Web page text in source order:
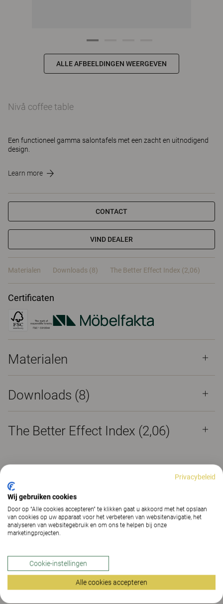
ALLE AFBEELDINGEN WEERGEVEN
Nivå coffee table
Een functioneel gamma salontafels met een zacht en uitnodigend
design.
Learn more
CONTACT
VIND DEALER
Materialen Downloads (8) The Better Effect Index (2,06)
Certificaten
Materialen
Downloads (8)
The Better Effect Index (2,06)
Nivå coffee table
De tafel is standaard verkrijgbaar in berk, wit of
zwart gebeitst, of in optionele kleuren tegen een
supplement. Het tafelblad is verkrijgbaar in
bestaat in een aantal varianten met afzonderlijke
artikelnummers, met of zonder onderste legplank.
Het gamma salontafels is Möbelfakta-gecertificeerd
Privacybeleid
Wij gebruiken cookies
Door op “Alle cookies accepteren” te klikken gaat u akkoord met het opslaan
van cookies op uw apparaat voor het verbeteren van websitenavigatie, het
analyseren van websitegebruik en om ons te helpen bij onze
marketingprojecten.
Cookie-instellingen
Alle cookies accepteren